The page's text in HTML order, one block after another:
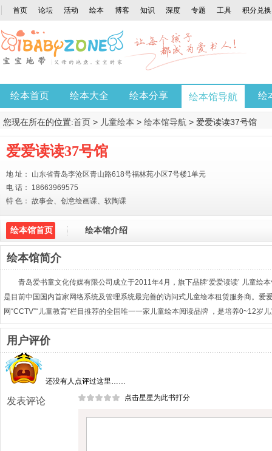
首页 论坛 活动 绘本 博客 知识 深度 专题 工具 积分兑换
绘本首页 绘本大全 绘本分享 绘本馆导航 绘
您现在所在的位置:首页 > 儿童绘本 > 绘本馆导航 > 爱爱读读37号馆
爱爱读读37号馆
地 址： 山东省青岛李沧区青山路618号福林苑小区7号楼1单元
电 话： 18663969575
特 色： 故事会、创意绘画课、软陶课
绘本馆首页 绘本馆介绍
绘本馆简介
青岛爱书童文化传媒有限公司成立于2011年4月，旗下品牌‘爱爱读读’ 儿童绘
是目前中国国内首家网络系统及管理系统最完善的访问式儿童绘本租赁服务商。爱
网“CCTV”“儿童教育”栏目推荐的全国唯一一家儿童绘本阅读品牌 ，是培养0~12岁
用户评价
还没有人点评过这里……
发表评论 点击星星为此书打分